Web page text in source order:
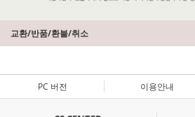
교환/반품/환불/취소
PC 버전 이용안내